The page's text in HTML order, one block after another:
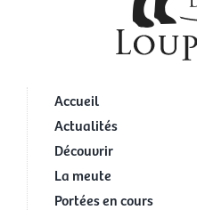
Accueil
Actualités
Découvrir
La meute
Portées en cours